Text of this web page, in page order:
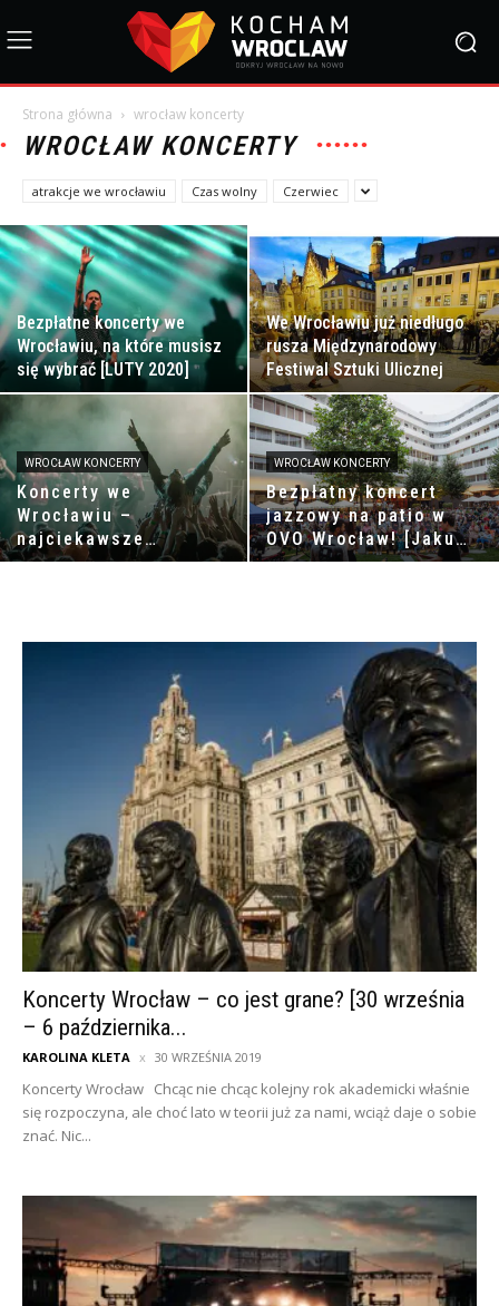
Strona główna wrocław koncerty
WROCŁAW KONCERTY
atrakcje we wrocławiu Czas wolny Czerwiec
Bezpłatne koncerty we
Wrocławiu, na które musisz
się wybrać [LUTY 2020]
We Wrocławiu już niedługo
rusza Międzynarodowy
Festiwal Sztuki Ulicznej
WROCŁAW KONCERTY
Koncerty we
Wrocławiu –
najciekawsze
wydarzenia muzyczne
WROCŁAW KONCERTY
Bezpłatny koncert
jazzowy na patio w
OVO Wrocław! [Jakub
Luboiński Band]
Koncerty Wrocław – co jest grane? [30 września
– 6 października...
KAROLINA KLETA 30 WRZEŚNIA 2019
Koncerty Wrocław Chcąc nie chcąc kolejny rok akademicki właśnie
się rozpoczyna, ale choć lato w teorii już za nami, wciąż daje o sobie
znać. Nic...